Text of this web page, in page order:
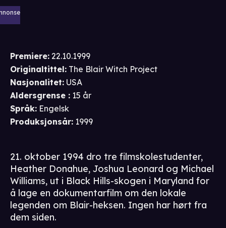
Premiere: 22.10.1999
Originaltittel: The Blair Witch Project
Nasjonalitet: USA
Aldersgrense : 15 år
Språk: Engelsk
Produksjonsår: 1999
21. oktober 1994 dro tre filmskolestudenter,
Heather Donahue, Joshua Leonard og Michael
Williams, ut i Black Hills-skogen i Maryland for
å lage en dokumentarfilm om den lokale
legenden om Blair-heksen. Ingen har hørt fra
dem siden.